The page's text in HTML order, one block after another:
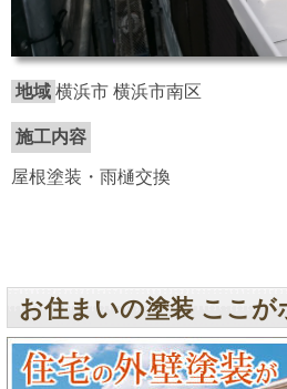
地域 横浜市 横浜市南区
施工内容
屋根塗装・雨樋交換
お住まいの塗装 ここが